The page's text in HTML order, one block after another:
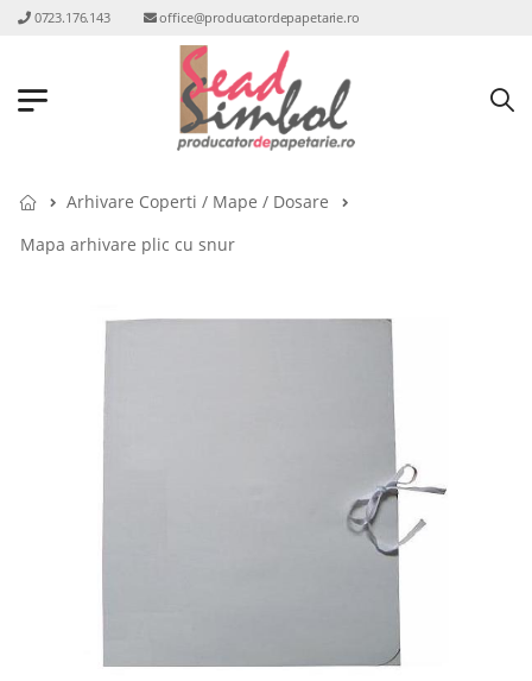
0723.176.143 office@producatordepapetarie.ro
Arhivare Coperti / Mape / Dosare
Mapa arhivare plic cu snur